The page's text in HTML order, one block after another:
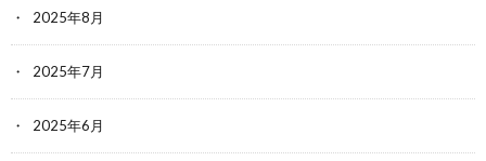
2025年8月
2025年7月
2025年6月